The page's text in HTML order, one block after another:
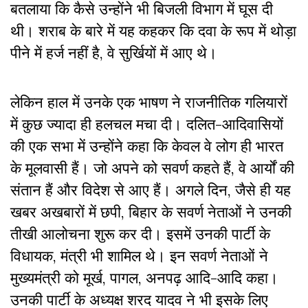
बतलाया कि कैसे उन्होंने भी बिजली विभाग में घूस दी
थी। शराब के बारे में यह कहकर कि दवा के रूप में थोड़ा
पीने में हर्ज नहीं है, वे सुर्खियों में आए थे।
लेकिन हाल में उनके एक भाषण ने राजनीतिक गलियारों
में कुछ ज्यादा ही हलचल मचा दी। दलित-आदिवासियों
की एक सभा में उन्होंने कहा कि केवल वे लोग ही भारत
के मूलवासी हैं। जो अपने को सवर्ण कहते हैं, वे आर्यों की
संतान हैं और विदेश से आए हैं। अगले दिन, जैसे ही यह
खबर अखबारों में छपी, बिहार के सवर्ण नेताओं ने उनकी
तीखी आलोचना शुरू कर दी। इसमें उनकी पार्टी के
विधायक, मंत्री भी शामिल थे। इन सवर्ण नेताओं ने
मुख्यमंत्री को मूर्ख, पागल, अनपढ़ आदि-आदि कहा।
उनकी पार्टी के अध्यक्ष शरद यादव ने भी इसके लिए